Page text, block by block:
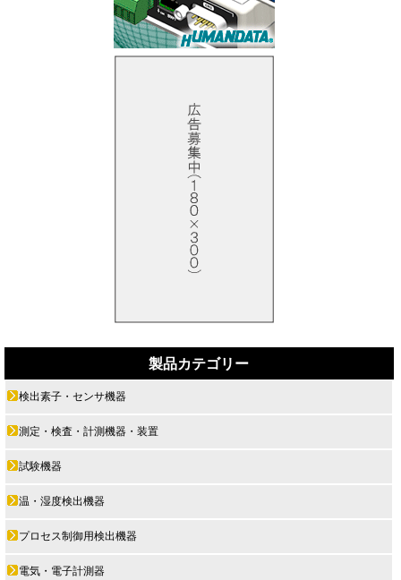
製品カテゴリー
検出素子・センサ機器
測定・検査・計測機器・装置
試験機器
温・湿度検出機器
プロセス制御用検出機器
電気・電子計測器